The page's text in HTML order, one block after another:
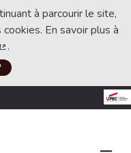
à parcourir le site,
En savoir plus à
(Lien externe)
.